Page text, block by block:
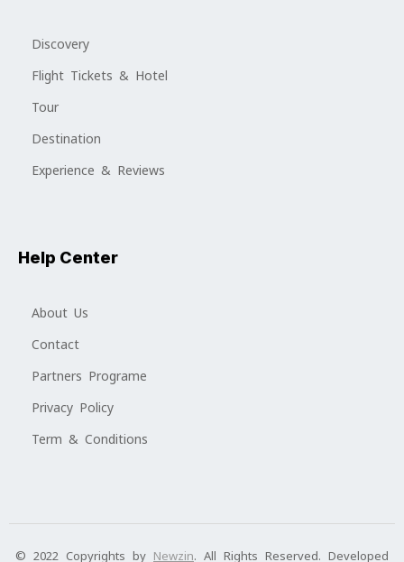
Discovery
Flight Tickets & Hotel
Tour
Destination
Experience & Reviews
Help Center
About Us
Contact
Partners Programe
Privacy Policy
Term & Conditions
© 2022 Copyrights by Newzin. All Rights Reserved. Developed